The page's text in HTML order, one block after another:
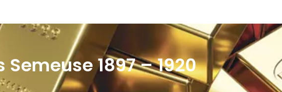
Semeuse 1897 – 1920